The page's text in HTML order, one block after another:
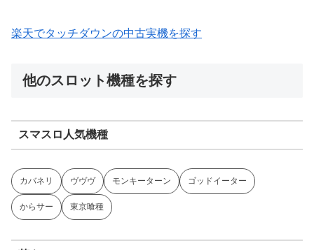
楽天でタッチダウンの中古実機を探す
他のスロット機種を探す
スマスロ人気機種
カバネリ ヴヴヴ モンキーターン ゴッドイーター
からサー 東京喰種